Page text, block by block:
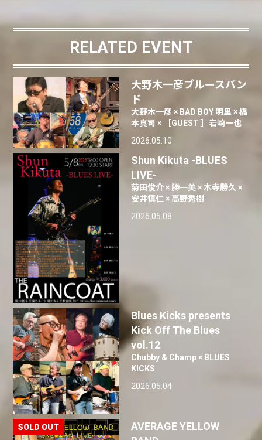
RELATED EVENT
大野木一彦ブルースバン
ド
大野木一彦 × BAD BOY 明里 × 橋
本真司 × ［GUEST ］岩崎一也
2026.05.10
Shun Kikuta -BLUES
LIVE-
菊田俊介 × 勝一美 × 木寺勝久 ×
安井慎仁 × 高野秀樹
2026.05.08
Blues Kicks presents
Kick Off The Blues
vol.12
Chubby & Champ × BLUES
KICKS
2026.05.04
AVERAGE YELLOW